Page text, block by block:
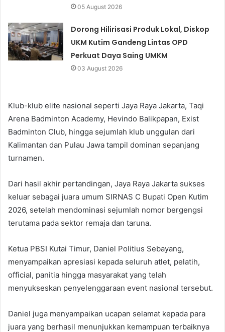
05 August 2026
Dorong Hilirisasi Produk Lokal, Diskop
UKM Kutim Gandeng Lintas OPD
Perkuat Daya Saing UMKM
03 August 2026
Klub-klub elite nasional seperti Jaya Raya Jakarta, Taqi
Arena Badminton Academy, Hevindo Balikpapan, Exist
Badminton Club, hingga sejumlah klub unggulan dari
Kalimantan dan Pulau Jawa tampil dominan sepanjang
turnamen.
Dari hasil akhir pertandingan, Jaya Raya Jakarta sukses
keluar sebagai juara umum SIRNAS C Bupati Open Kutim
2026, setelah mendominasi sejumlah nomor bergengsi
terutama pada sektor remaja dan taruna.
Ketua PBSI Kutai Timur, Daniel Politius Sebayang,
menyampaikan apresiasi kepada seluruh atlet, pelatih,
official, panitia hingga masyarakat yang telah
menyukseskan penyelenggaraan event nasional tersebut.
Daniel juga menyampaikan ucapan selamat kepada para
juara yang berhasil menunjukkan kemampuan terbaiknya